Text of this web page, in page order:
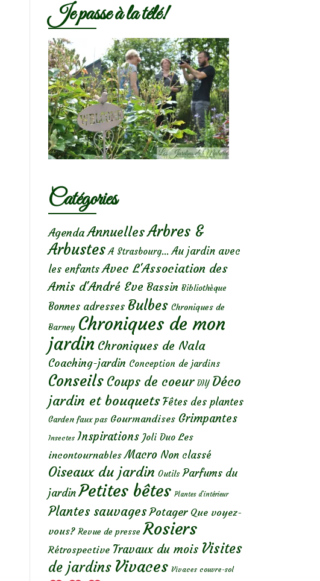
Je passe à la télé!
Catégories
Agenda AnnuellesArbres &
Arbustes A Strasbourg... Au jardin avec
les enfants Avec L'Association des
Amis d'André Eve Bassin Bibliothèque
Bonnes adresses Bulbes Chroniques de
Barney Chroniques de mon
jardin Chroniques de Nala
Coaching-jardin Conception de jardins
Conseils Coups de coeur DIY Déco
jardin et bouquets Fêtes des plantes
Garden faux pas Gourmandises Grimpantes
Insectes Inspirations Joli Duo Les
incontournables Macro Non classé
Oiseaux du jardin Outils Parfums du
jardin Petites bêtes Plantes d’intérieur
Plantes sauvages Potager Que voyez-
vous? Revue de presse Rosiers
Rétrospective Travaux du mois Visites
de jardins Vivaces Vivaces couvre-sol